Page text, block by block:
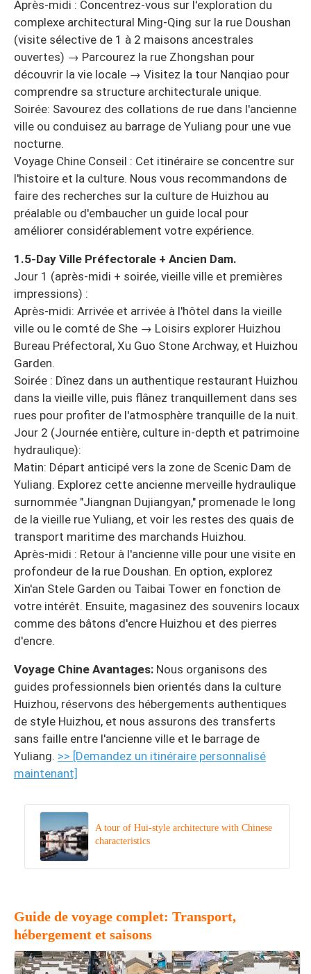
Après-midi : Concentrez-vous sur l'exploration du
complexe architectural Ming-Qing sur la rue Doushan
(visite sélective de 1 à 2 maisons ancestrales
ouvertes) → Parcourez la rue Zhongshan pour
découvrir la vie locale → Visitez la tour Nanqiao pour
comprendre sa structure architecturale unique.
Soirée: Savourez des collations de rue dans l'ancienne
ville ou conduisez au barrage de Yuliang pour une vue
nocturne.
Voyage Chine Conseil : Cet itinéraire se concentre sur
l'histoire et la culture. Nous vous recommandons de
faire des recherches sur la culture de Huizhou au
préalable ou d'embaucher un guide local pour
améliorer considérablement votre expérience.
1.5-Day Ville Préfectorale + Ancien Dam.
Jour 1 (après-midi + soirée, vieille ville et premières
impressions) :
Après-midi: Arrivée et arrivée à l'hôtel dans la vieille
ville ou le comté de She → Loisirs explorer Huizhou
Bureau Préfectoral, Xu Guo Stone Archway, et Huizhou
Garden.
Soirée : Dînez dans un authentique restaurant Huizhou
dans la vieille ville, puis flânez tranquillement dans ses
rues pour profiter de l'atmosphère tranquille de la nuit.
Jour 2 (Journée entière, culture in-depth et patrimoine
hydraulique):
Matin: Départ anticipé vers la zone de Scenic Dam de
Yuliang. Explorez cette ancienne merveille hydraulique
surnommée "Jiangnan Dujiangyan," promenade le long
de la vieille rue Yuliang, et voir les restes des quais de
transport maritime des marchands Huizhou.
Après-midi : Retour à l'ancienne ville pour une visite en
profondeur de la rue Doushan. En option, explorez
Xin'an Stele Garden ou Taibai Tower en fonction de
votre intérêt. Ensuite, magasinez des souvenirs locaux
comme des bâtons d'encre Huizhou et des pierres
d'encre.
Voyage Chine Avantages: Nous organisons des
guides professionnels bien orientés dans la culture
Huizhou, réservons des hébergements authentiques
de style Huizhou, et nous assurons des transferts
sans faille entre l'ancienne ville et le barrage de
Yuliang. >> [Demandez un itinéraire personnalisé
maintenant]
A tour of Hui-style architecture with Chinese
characteristics
Guide de voyage complet: Transport,
hébergement et saisons